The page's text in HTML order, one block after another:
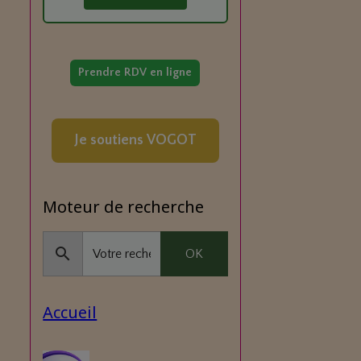
Prendre RDV en ligne
Je soutiens VOGOT
Moteur de recherche
OK
Accueil